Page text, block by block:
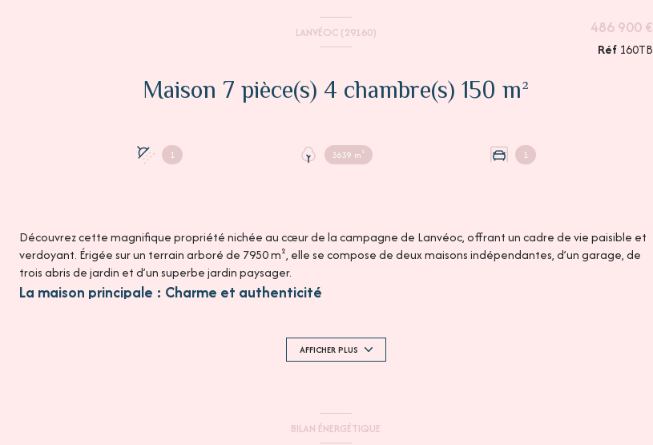
LANVÉOC (29160)
Maison 7 pièce(s) 4 chambre(s) 150 m²
1 3639 m² 1
486 900 €
Réf 160TB
Découvrez cette magnifique propriété nichée au cœur de la campagne de Lanvéoc, offrant un cadre de vie paisible et
verdoyant. Érigée sur un terrain arboré de 7950 m², elle se compose de deux maisons indépendantes, d’un garage, de
trois abris de jardin et d’un superbe jardin paysager.
La maison principale : Charme et authenticité
entièrement aménagée et équipée, allie modernité et praticité. Une salle de bains et des toilettes séparées
La maison annexe : Confort et indépendance
Cette seconde maison de 71.50m2 offre de belles prestations, parfaite pour accueillir vos proches ou pour un projet
AFFICHER PLUS
BILAN ÉNERGÉTIQUE